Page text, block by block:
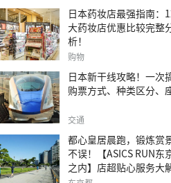
日本药妆店最强指南：
大药妆店优惠比较完整
析！
购物
日本新干线攻略！一次
购票方式、种类区分、
交通
都心皇居晨跑，锻炼赏
不误！【ASICS RUN东
之内】店超贴心服务大